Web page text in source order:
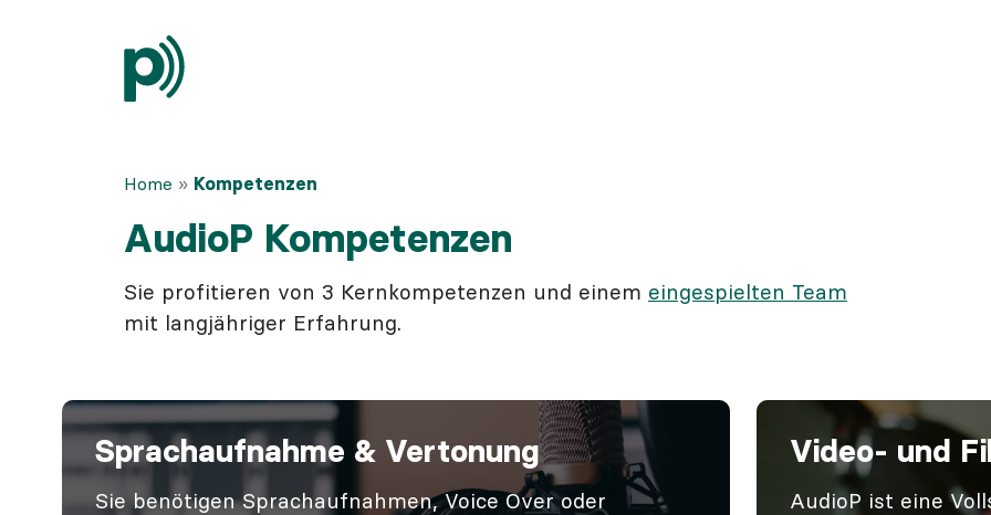
AI-Audio Check
Kompetenzen
Referenzen
Agentur
Home Kompetenzen
AudioP Kompetenzen
Sie profitieren von 3 Kernkompetenzen und einem eingespielten Team
mit langjähriger Erfahrung.
Sprachaufnahme & Vertonung
Sie benötigen Sprachaufnahmen, Voice Over oder
Video- und
AudioP ist eine